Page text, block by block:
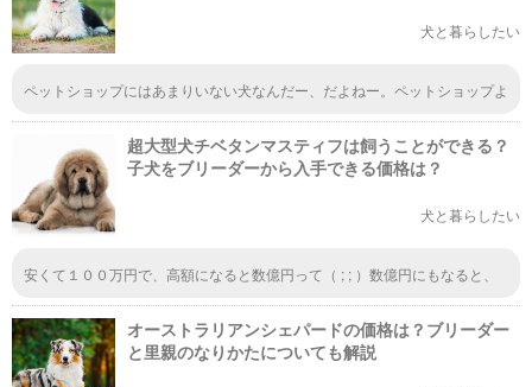
犬と暮らしたい
ペットショップにはあまりいない犬なんだー、だよねー。ペットショップよ
ップにはいないの？
超大型犬チベタンマスティフは飼うことができる？
子犬をブリーダーから入手できる価格は？
犬と暮らしたい
安くて１００万円で、高額になると数億円って（ ; ; ）数億円にもなると、
かになるの？全くイメージできない。桁がすごすぎ
オーストラリアンシェパードの価格は？ブリーダー
と里親のなりかたについても解説